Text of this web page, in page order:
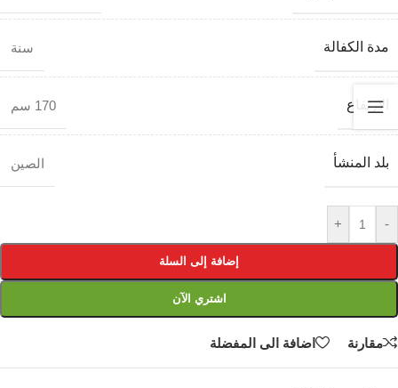
مدة الكفالة سنة
الارتفاع 170 سم
بلد المنشأ الصين
-
+
إضافة إلى السلة
اشتري الآن
مقارنة اضافة الى المفضلة